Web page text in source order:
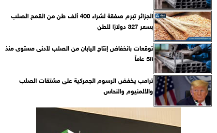
الجزائر تبرم صفقة لشراء 400 ألف طن من القمح الصلب
بسعر 327 دولارًا للطن
توقعات بانخفاض إنتاج اليابان من الصلب لأدنى مستوى منذ
58 عاماً
ترامب يخفض الرسوم الجمركية على مشتقات الصلب
والألمنيوم والنحاس